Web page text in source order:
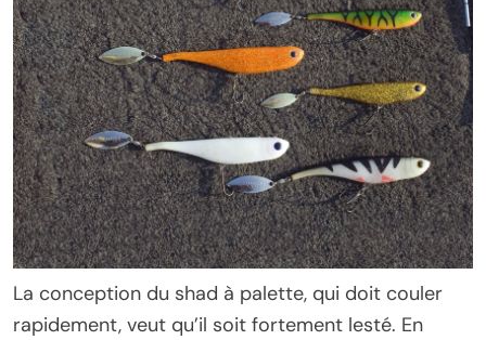
La conception du shad à palette, qui doit couler
rapidement, veut qu’il soit fortement lesté. En